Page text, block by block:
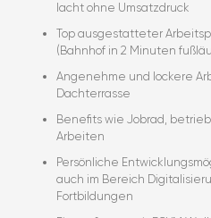
lacht ohne Umsatzdruck
Top ausgestatteter
(Bahnhof in 2 Minuten
Angenehme und lockere
Dachterrasse
Benefits wie Jobrad,
Arbeiten
Persönliche
auch im Bereich
Fortbildungen